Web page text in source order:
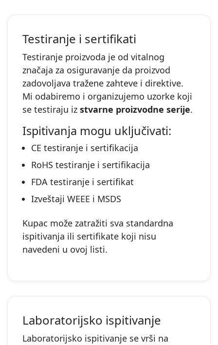
Testiranje i sertifikati
Testiranje proizvoda je od vitalnog
značaja za osiguravanje da proizvod
zadovoljava tražene zahteve i direktive.
Mi odabiremo i organizujemo uzorke koji
se testiraju iz stvarne proizvodne serije.
Ispitivanja mogu uključivati:
CE testiranje i sertifikacija
RoHS testiranje i sertifikacija
FDA testiranje i sertifikat
Izveštaji WEEE i MSDS
Kupac može zatražiti sva standardna
ispitivanja ili sertifikate koji nisu
navedeni u ovoj listi.
Laboratorijsko ispitivanje
Laboratorijsko ispitivanje se vrši na